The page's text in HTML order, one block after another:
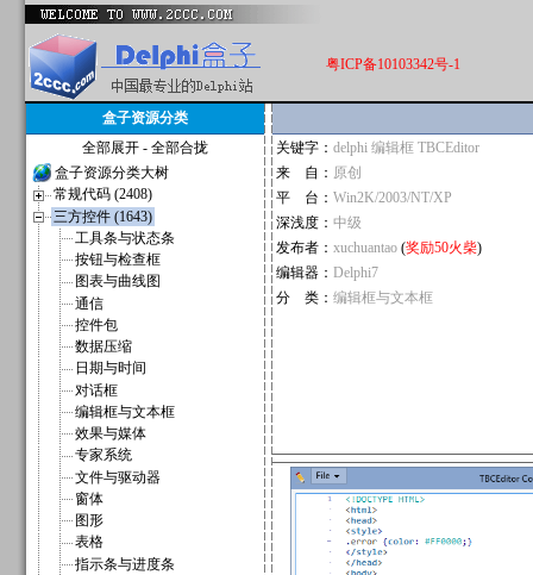
粤ICP备10103342号-1
盒子资源分类
全部展开 - 全部合拢
盒子资源分类大树
常规代码 (2408)
三方控件 (1643)
工具条与状态条
按钮与检查框
图表与曲线图
通信
控件包
数据压缩
日期与时间
对话框
编辑框与文本框
效果与媒体
专家系统
文件与驱动器
窗体
图形
表格
指示条与进度条
关键字： delphi 编辑框 TBCEditor
来 自： 原创
平 台： Win2K/2003/NT/XP
深浅度： 中级
发布者： xuchuantao (奖励50火柴)
编辑器： Delphi7
分 类： 编辑框与文本框